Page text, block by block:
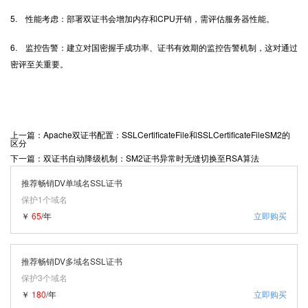
5. 性能考虑：部署双证书会增加内存和CPU开销，需评估服务器性能。
6. 监控告警：建立对国密握手成功率、证书有效期的监控告警机制，这对通过
密评至关重要。
上一篇：Apache双证书配置：SSLCertificateFile和SSLCertificateFileSM2的
区分
下一篇：双证书自动降级机制：SM2证书异常时无缝切换至RSA算法
推荐畅销DV单域名SSL证书
保护1个域名
立即购买
￥ 65/年
推荐畅销DV多域名SSL证书
保护3个域名
立即购买
￥ 180/年